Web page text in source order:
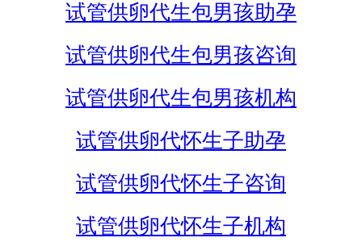
试管供卵代生包男孩助孕
试管供卵代生包男孩咨询
试管供卵代生包男孩机构
试管供卵代怀生子助孕
试管供卵代怀生子咨询
试管供卵代怀生子机构